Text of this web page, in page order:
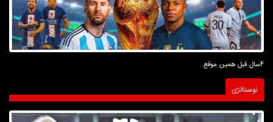
4سال قبل همین موقع
نوستالژی